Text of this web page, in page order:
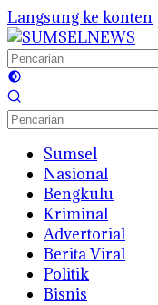
Langsung ke konten
Sumsel
Nasional
Bengkulu
Kriminal
Advertorial
Berita Viral
Politik
Bisnis